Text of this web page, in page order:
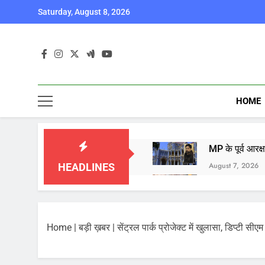
Saturday, August 8, 2026
HOME
HEADLINES
MP के पूर्व
August 7, 2026
August 7, 2026
Home |बड़ी ख़बर |सेंट्रल पार्क प्रोजेक्ट में खुलासा, डिप्टी